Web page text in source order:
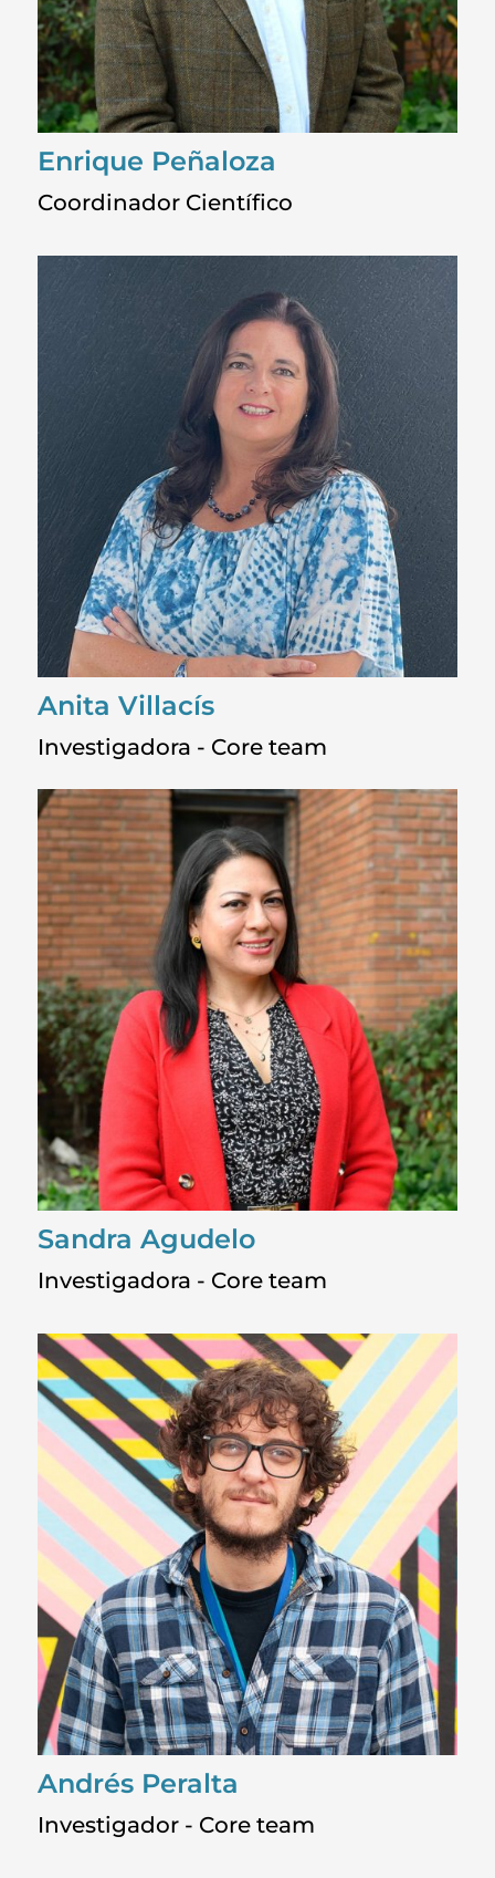
Enrique Peñaloza
Coordinador Científico
Anita Villacís
Investigadora - Core team
Sandra Agudelo
Investigadora - Core team
Andrés Peralta
Investigador - Core team